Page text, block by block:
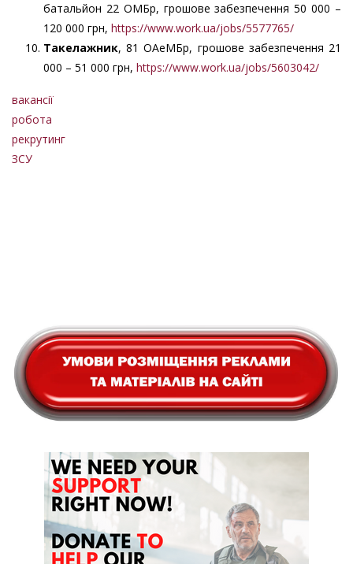
батальйон 22 ОМБр, грошове забезпечення 50 000 –
120 000 грн, https://www.work.ua/jobs/5577765/
Такелажник, 81 ОАеМБр, грошове забезпечення 21
000 – 51 000 грн, https://www.work.ua/jobs/5603042/
вакансії
робота
рекрутинг
ЗСУ